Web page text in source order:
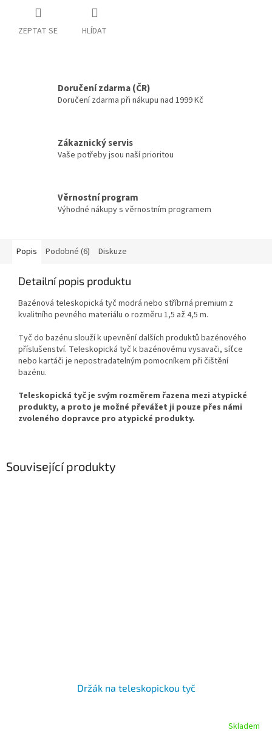
ZEPTAT SE HLÍDAT
Doručení zdarma (ČR)
Doručení zdarma při nákupu nad 1999 Kč
Zákaznický servis
Vaše potřeby jsou naší prioritou
Věrnostní program
Výhodné nákupy s věrnostním programem
Popis Podobné (6) Diskuze
Detailní popis produktu
Bazénová teleskopická tyč modrá nebo stříbrná premium z
kvalitního pevného materiálu o rozměru 1,5 až 4,5 m.
Tyč do bazénu slouží k upevnění dalších produktů bazénového
příslušenství. Teleskopická tyč k bazénovému vysavači, síťce
nebo kartáči je nepostradatelným pomocníkem při čištění
bazénu.
Teleskopická tyč je svým rozměrem řazena mezi atypické
produkty, a proto je možné převážet ji pouze přes námi
zvoleného dopravce pro atypické produkty.
Související produkty
Držák na teleskopickou tyč
Skladem